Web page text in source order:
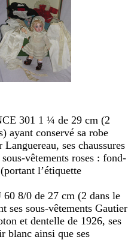
301 1 ¼ de 29 cm (2
ayant conservé sa robe
ses chaussures
vêtements roses : fond-
l’étiquette
60 8/0 de 27 cm (2 dans le
ses sous-vêtements Gautier
et dentelle de 1926, ses
blanc ainsi que ses